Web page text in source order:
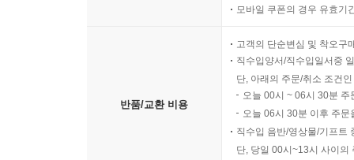
모바일 쿠폰의 경우 유효기
반품/교환 비용
고객의 단순변심 및 착오구
직수입양서/직수입일서중
단, 아래의 주문/취소 조건
오늘 00시 ~ 06시 30분
오늘 06시 30분 이후 주
직수입 음반/영상물/기프트
단, 당일 00시~13시 사이의